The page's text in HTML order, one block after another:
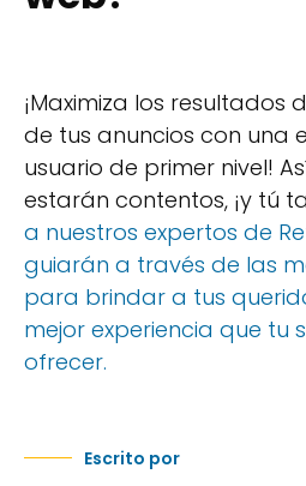
¡Maximiza los resultados
de tus anuncios con una
usuario de primer nivel!
estarán contentos, ¡y tú
a nuestros expertos de
guiarán a través de las
para brindar a tus
mejor experiencia que tu
ofrecer.
Escrito por